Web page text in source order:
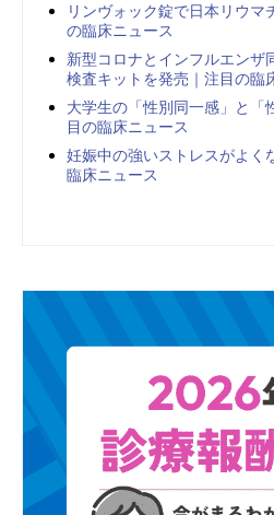
リンヴォック錠で日本リウマ
の臨床ニュース
新型コロナとインフルエンザ
検査キットを発売｜注目の臨
大学生の「性別同一感」と「
目の臨床ニュース
妊娠中の強いストレスがよく
臨床ニュース